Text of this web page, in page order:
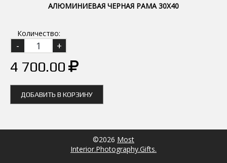
АЛЮМИНИЕВАЯ ЧЕРНАЯ РАМА 30Х40
Количество:
4 700.00
ДОБАВИТЬ В КОРЗИНУ
©2026 Most
Interior.Photography.Gifts.